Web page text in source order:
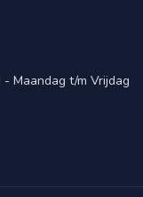
Maandag t/m Vrijdag